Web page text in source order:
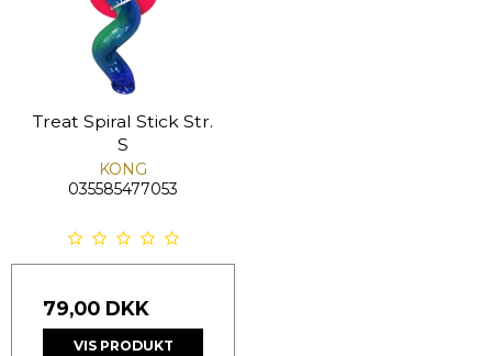
Treat Spiral Stick Str.
S
KONG
035585477053
79,00 DKK
VIS PRODUKT